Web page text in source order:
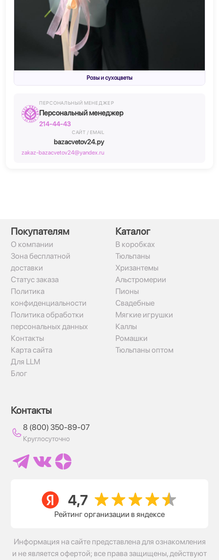
Розы и сухоцветы
ПЕРСОНАЛЬНЫЙ МЕНЕДЖЕР
Персональный менеджер
214-44-43
САЙТ / EMAIL
bazacvetov24.ру
zakaz-bazacvetov24@yandex.ru
Покупателям
О компании
Зона бесплатной
доставки
Статус заказа
Политика
конфиденциальности
Политика обработки
персональных данных
Контакты
Карта сайта
Для LLM
Блог
Каталог
В коробках
Тюльпаны
Хризантемы
Альстромерии
Пионы
Свадебные
Мягкие игрушки
Каллы
Ромашки
Тюльпаны оптом
Контакты
8 (800) 350-89-07
Круглосуточно
Рейтинг организации в яндексе
Информация на сайте представлена для ознакомления
и не является офертой; все права защищены, действуют